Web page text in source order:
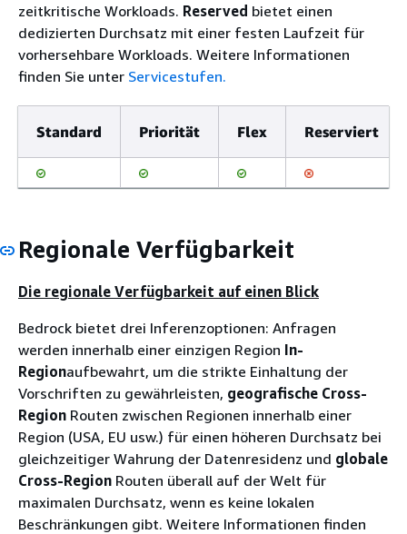
zeitkritische Workloads. Reserved bietet einen
dedizierten Durchsatz mit einer festen Laufzeit für
vorhersehbare Workloads. Weitere Informationen
finden Sie unter Servicestufen.
Standard Priorität Flex Reserviert
Regionale Verfügbarkeit
Die regionale Verfügbarkeit auf einen Blick
Bedrock bietet drei Inferenzoptionen: Anfragen
werden innerhalb einer einzigen Region In-
Regionaufbewahrt, um die strikte Einhaltung der
Vorschriften zu gewährleisten, geografische Cross-
Region Routen zwischen Regionen innerhalb einer
Region (USA, EU usw.) für einen höheren Durchsatz bei
gleichzeitiger Wahrung der Datenresidenz und globale
Cross-Region Routen überall auf der Welt für
maximalen Durchsatz, wenn es keine lokalen
Beschränkungen gibt. Weitere Informationen finden